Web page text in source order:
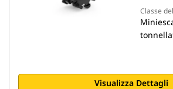
Classe
Visualizza Dettagli